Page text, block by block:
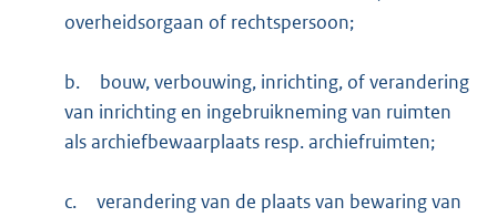
overheidsorgaan of rechtspersoon;
b.
bouw, verbouwing, inrichting, of verandering
van inrichting en ingebruikneming van ruimten
als archiefbewaarplaats resp. archiefruimten;
c.
verandering van de plaats van bewaring van